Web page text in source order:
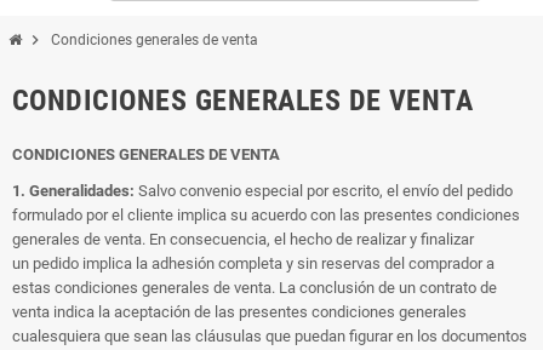
chevron_right Condiciones generales de venta
CONDICIONES GENERALES DE VENTA
CONDICIONES GENERALES DE VENTA
1. Generalidades: Salvo convenio especial por escrito, el envío del pedido
formulado por el cliente implica su acuerdo con las presentes condiciones
generales de venta. En consecuencia, el hecho de realizar y finalizar
un pedido implica la adhesión completa y sin reservas del comprador a
estas condiciones generales de venta. La conclusión de un contrato de
venta indica la aceptación de las presentes condiciones generales
cualesquiera que sean las cláusulas que puedan figurar en los documentos